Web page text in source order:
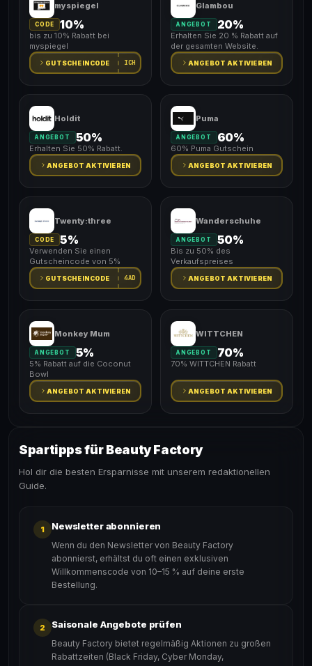
myspiegel
CODE 10%
bis zu 10% Rabatt bei
myspiegel
GUTSCHEINCODE ICH
Glambou
ANGEBOT 20%
Erhalten Sie 20 % Rabatt auf
der gesamten Website.
ANGEBOT AKTIVIEREN
Holdit
ANGEBOT 50%
Erhalten Sie 50% Rabatt.
ANGEBOT AKTIVIEREN
Puma
ANGEBOT 60%
60% Puma Gutschein
ANGEBOT AKTIVIEREN
Twenty:three
CODE 5%
Verwenden Sie einen
Gutscheincode von 5%
GUTSCHEINCODE 4AD
Wanderschuhe
ANGEBOT 50%
Bis zu 50% des
Verkaufspreises
ANGEBOT AKTIVIEREN
Monkey Mum
ANGEBOT 5%
5% Rabatt auf die Coconut
Bowl
ANGEBOT AKTIVIEREN
WITTCHEN
ANGEBOT 70%
70% WITTCHEN Rabatt
ANGEBOT AKTIVIEREN
Spartipps für Beauty Factory
Hol dir die besten Ersparnisse mit unserem redaktionellen
Guide.
1 Newsletter abonnieren
Wenn du den Newsletter von Beauty Factory
abonnierst, erhältst du oft einen exklusiven
Willkommenscode von 10–15 % auf deine erste
Bestellung.
2 Saisonale Angebote prüfen
Beauty Factory bietet regelmäßig Aktionen zu großen
Rabattzeiten (Black Friday, Cyber Monday,